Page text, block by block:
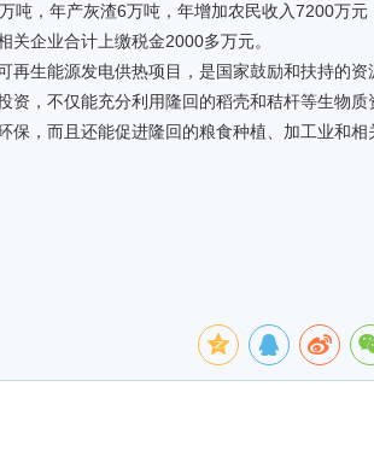
吨，年产灰渣6万吨，年增加农民收入7200万
关企业合计上缴税金2000多万元。
再生能源发电供热项目，是国家鼓励和扶持的资
资，不仅能充分利用隆回的稻壳和秸杆等生物
保，而且还能促进隆回的粮食种植、加工业和